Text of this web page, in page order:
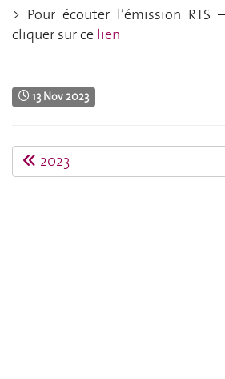
> Pour écouter l’émission RTS
cliquer sur ce lien
13 Nov 2023
2023